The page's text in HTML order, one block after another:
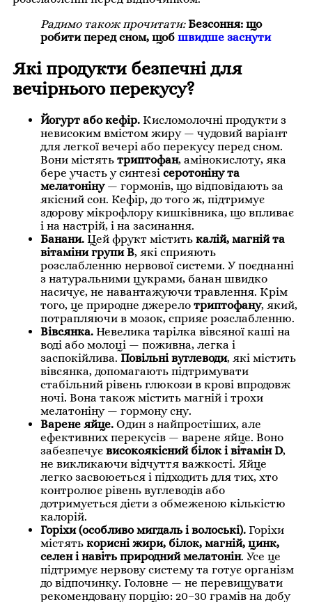
Радимо також прочитати: Безсоння: що
робити перед сном, щоб швидше заснути
Які продукти безпечні для
вечірнього перекусу?
Йогурт або кефір. Кисломолочні продукти з
невисоким вмістом жиру — чудовий варіант
для легкої вечері або перекусу перед сном.
Вони містять триптофан, амінокислоту, яка
бере участь у синтезі серотоніну та
мелатоніну— гормонів, що відповідають за
якісний сон. Кефір, до того ж, підтримує
здорову мікрофлору кишківника, що впливає
і на настрій, і на засинання.
Банани. Цей фрукт містить калій, магній та
вітаміни групи B, які сприяють
розслабленню нервової системи. У поєднанні
з натуральними цукрами, банан швидко
насичує, не навантажуючи травлення. Крім
того, це природне джерело триптофану, який,
потрапляючи в мозок, сприяє розслабленню.
Вівсянка. Невелика тарілка вівсяної каші на
воді або молоці — поживна, легка і
заспокійлива. Повільні вуглеводи, які містить
вівсянка, допомагають підтримувати
стабільний рівень глюкози в крові впродовж
ночі. Вона також містить магній і трохи
мелатоніну — гормону сну.
Варене яйце. Один з найпростіших, але
ефективних перекусів — варене яйце. Воно
забезпечує високоякісний білок і вітамін D,
не викликаючи відчуття важкості. Яйце
легко засвоюється і підходить для тих, хто
контролює рівень вуглеводів або
дотримується дієти з обмеженою кількістю
калорій.
Горіхи (особливо мигдаль і волоські). Горіхи
містять корисні жири, білок, магній, цинк,
селен і навіть природний мелатонін. Усе це
підтримує нервову систему та готує організм
до відпочинку. Головне — не перевищувати
рекомендовану порцію: 20–30 грамів на добу